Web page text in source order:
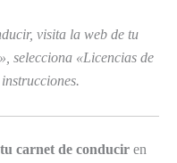
visita la web de tu
selecciona «Licencias de
carnet de conducir en